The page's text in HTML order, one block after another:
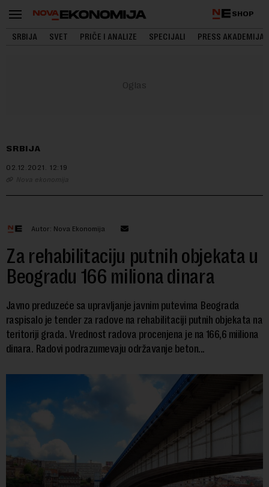
SHOP
SRBIJA SVET PRIČE I ANALIZE SPECIJALI PRESS AKADEMIJA
SRBIJA
02.12.2021. 12:19
Nova ekonomija
Autor: Nova Ekonomija
Za rehabilitaciju putnih objekata u
Beogradu 166 miliona dinara
Javno preduzeće sa upravljanje javnim putevima Beograda
raspisalo je tender za radove na rehabilitaciji putnih objekata na
teritoriji grada. Vrednost radova procenjena je na 166,6 miiliona
dinara. Radovi podrazumevaju održavanje beton...